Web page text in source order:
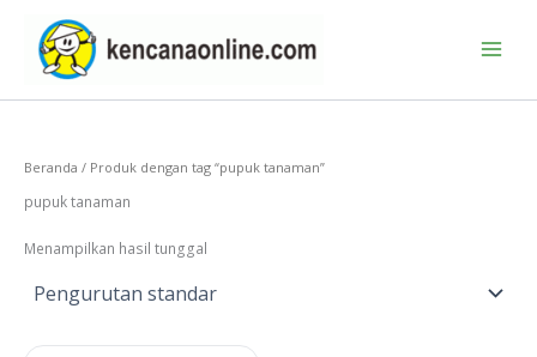
konten
Beranda / Produk dengan tag “pupuk tanaman”
pupuk tanaman
Menampilkan hasil tunggal